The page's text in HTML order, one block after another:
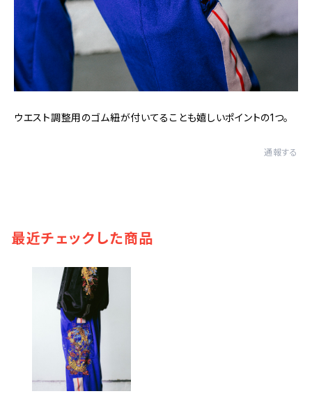
ウエスト調整用のゴム紐が付いてることも嬉しいポイントの1つ。
通報する
最近チェックした商品